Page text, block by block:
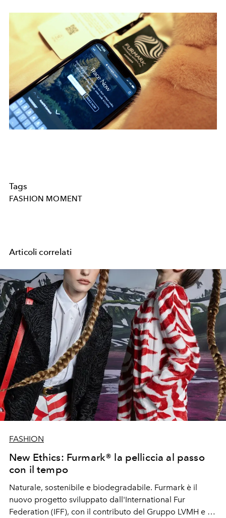
Tags
FASHION MOMENT
Articoli correlati
FASHION
New Ethics: Furmark® la pelliccia al passo
con il tempo
Naturale, sostenibile e biodegradabile. Furmark è il
nuovo progetto sviluppato dall'International Fur
Federation (IFF), con il contributo del Gruppo LVMH e i